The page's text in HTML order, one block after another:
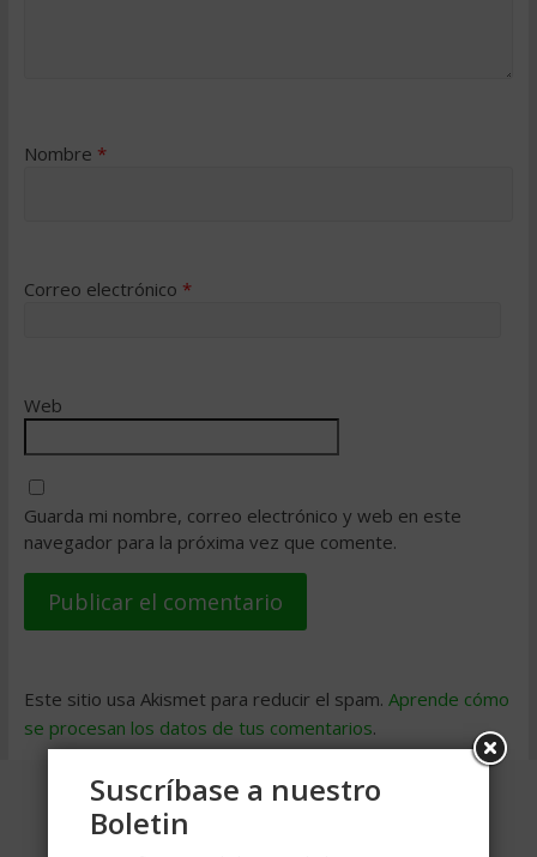
Nombre *
Correo electrónico *
Web
Guarda mi nombre, correo electrónico y web en este
navegador para la próxima vez que comente.
Este sitio usa Akismet para reducir el spam. Aprende cómo
se procesan los datos de tus comentarios.
Suscríbase a nuestro
Boletin